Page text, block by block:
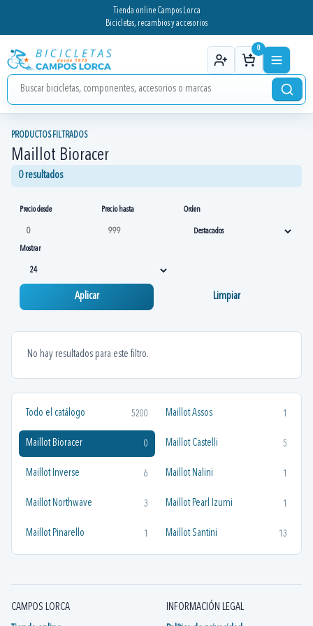
Tienda online Campos Lorca
Bicicletas, recambios y accesorios
0
Todo el catálogo 5200 Maillot Assos 1
Maillot Bioracer 0 Maillot Castelli 5
Maillot Inverse 6 Maillot Nalini 1
Maillot Northwave 3 Maillot Pearl Izumi 1
Maillot Pinarello 1 Maillot Santini 13
PRODUCTOS FILTRADOS
Maillot Bioracer
0 resultados
Precio desde Precio hasta Orden
Mostrar
Aplicar Limpiar
No hay resultados para este filtro.
CAMPOS LORCA INFORMACIÓN LEGAL